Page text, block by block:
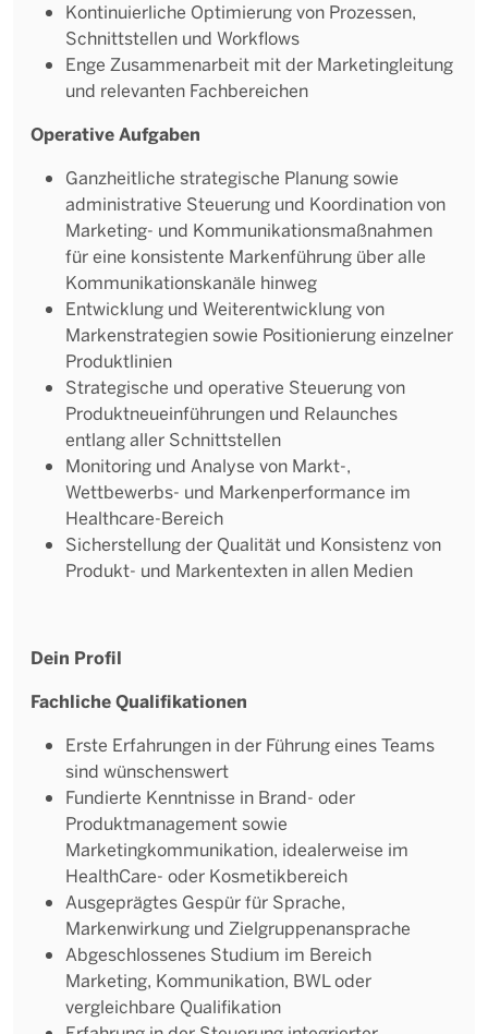
Kontinuierliche Optimierung von Prozessen,
Schnittstellen und Workflows
Enge Zusammenarbeit mit der Marketingleitung
und relevanten Fachbereichen
Operative Aufgaben
Ganzheitliche strategische Planung sowie
administrative Steuerung und Koordination von
Marketing- und Kommunikationsmaßnahmen
für eine konsistente Markenführung über alle
Kommunikationskanäle hinweg
Entwicklung und Weiterentwicklung von
Markenstrategien sowie Positionierung einzelner
Produktlinien
Strategische und operative Steuerung von
Produktneueinführungen und Relaunches
entlang aller Schnittstellen
Monitoring und Analyse von Markt-,
Wettbewerbs- und Markenperformance im
Healthcare-Bereich
Sicherstellung der Qualität und Konsistenz von
Produkt- und Markentexten in allen Medien
Dein Profil
Fachliche Qualifikationen
Erste Erfahrungen in der Führung eines Teams
sind wünschenswert
Fundierte Kenntnisse in Brand- oder
Produktmanagement sowie
Marketingkommunikation, idealerweise im
HealthCare- oder Kosmetikbereich
Ausgeprägtes Gespür für Sprache,
Markenwirkung und Zielgruppenansprache
Abgeschlossenes Studium im Bereich
Marketing, Kommunikation, BWL oder
vergleichbare Qualifikation